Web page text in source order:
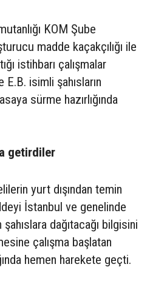
KOM Şube
madde kaçakçılığı ile
istihbarı çalışmalar
isimli şahısların
sürme hazırlığında
getirdiler
yurt dışından temin
İstanbul ve genelinde
dağıtacağı bilgisini
çalışma başlatan
hemen harekete geçti.